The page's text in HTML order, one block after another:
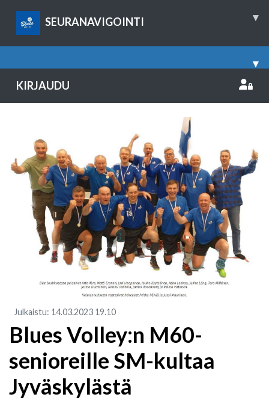
SEURANAVIGOINTI ▾
▾
KIRJAUDU
Julkaistu: 14.03.2023 19.10
Blues Volley:n M60-
senioreille SM-kultaa
Jyväskylästä